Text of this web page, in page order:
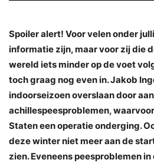
Spoiler alert! Voor velen onder
informatie zijn, maar voor zij die
wereld iets minder op de voet
toch graag nog even in. Jakob
indoorseizoen overslaan door
achillespeesproblemen,
Staten een operatie onderging.
deze winter niet meer aan de
zien. Eveneens peesproblemen